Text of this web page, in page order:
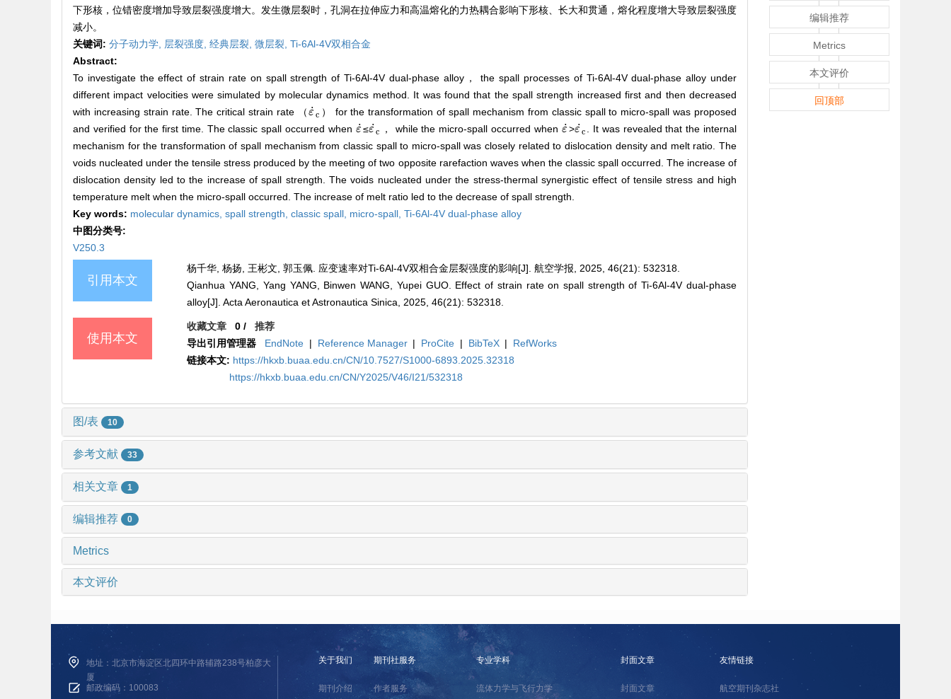
下形核，位错密度增加导致层裂强度增大。发生微层裂时，孔洞在拉伸应力和高温熔化的力热耦合影响下形核、长大和贯通，熔化程度增大导致层裂强度
减小。
关键词: 分子动力学, 层裂强度, 经典层裂, 微层裂, Ti-6Al-4V双相合金
Abstract:
To investigate the effect of strain rate on spall strength of Ti-6Al-4V dual-phase alloy， the spall processes of Ti-6Al-4V dual-phase alloy under
different impact velocities were simulated by molecular dynamics method. It was found that the spall strength increased first and then decreased
with increasing strain rate. The critical strain rate （ε
˙c
ε˙c ） for the transformation of spall mechanism from classic spall to micro-spall was proposed
and verified for the first time. The classic spall occurred when ε
˙
ε˙≤ε
˙c
ε˙c ， while the micro-spall occurred when ε
˙
ε˙>ε
˙c
ε˙c. It was revealed that the internal
mechanism for the transformation of spall mechanism from classic spall to micro-spall was closely related to dislocation density and melt ratio. The
voids nucleated under the tensile stress produced by the meeting of two opposite rarefaction waves when the classic spall occurred. The increase of
dislocation density led to the increase of spall strength. The voids nucleated under the stress-thermal synergistic effect of tensile stress and high
temperature melt when the micro-spall occurred. The increase of melt ratio led to the decrease of spall strength.
Key words: molecular dynamics, spall strength, classic spall, micro-spall, Ti-6Al-4V dual-phase alloy
中图分类号:
V250.3
引用本文
杨千华, 杨扬, 王彬文, 郭玉佩. 应变速率对Ti-6Al-4V双相合金层裂强度的影响[J]. 航空学报, 2025, 46(21): 532318.
Qianhua YANG, Yang YANG, Binwen WANG, Yupei GUO. Effect of strain rate on spall strength of Ti-6Al-4V dual-phase
alloy[J]. Acta Aeronautica et Astronautica Sinica, 2025, 46(21): 532318.
使用本文
收藏文章 0 /推荐
导出引用管理器
EndNote | Reference Manager | ProCite | BibTeX |
RefWorks
链接本文: https://hkxb.buaa.edu.cn/CN/10.7527/S1000-6893.2025.32318
https://hkxb.buaa.edu.cn/CN/Y2025/V46/I21/532318
图/表 10
参考文献 33
相关文章 1
编辑推荐 0
Metrics
本文评价
编辑推荐
Metrics
本文评价
回顶部
地址：北京市海淀区北四环中路辅路238号柏彦大
厦
邮政编码：100083
关于我们
期刊介绍
期刊社服务
作者服务
专业学科
流体力学与飞行力学
封面文章
封面文章
友情链接
航空期刊杂志社